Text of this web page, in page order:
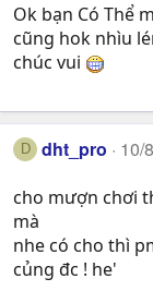
Ok bạn Có Thể
cũng hok nhìu
chúc vui
D dht_pro 10/
cho mượn chơi
mà
nhe có cho thì
củng đc ! he'